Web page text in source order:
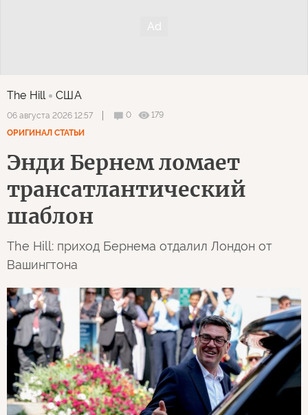
The Hill США
06 августа 2026 12:57 0
179
ОРИГИНАЛ СТАТЬИ
Энди Бернем ломает
трансатлантический
шаблон
The Hill: приход Бернема отдалил Лондон от
Вашингтона